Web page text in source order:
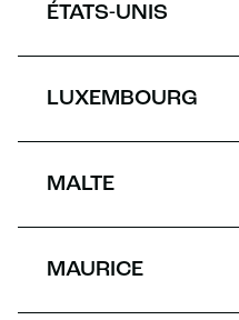
ÉTATS-UNIS
LUXEMBOURG
MALTE
MAURICE